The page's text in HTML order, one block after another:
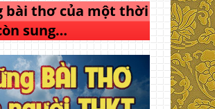
bài thơ của một thời
sung…